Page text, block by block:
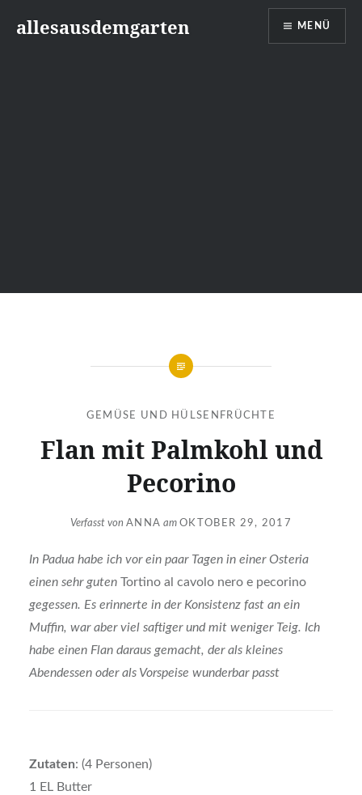
Inhaltallesausdemgarten MENÜ
GEMÜSE UND HÜLSENFRÜCHTE
Flan mit Palmkohl und
Pecorino
Verfasst von ANNA am OKTOBER 29, 2017
In Padua habe ich vor ein paar Tagen in einer Osteria
einen sehr guten Tortino al cavolo nero e pecorino
gegessen. Es erinnerte in der Konsistenz fast an ein
Muffin, war aber viel saftiger und mit weniger Teig. Ich
habe einen Flan daraus gemacht, der als kleines
Abendessen oder als Vorspeise wunderbar passt
Zutaten: (4 Personen)
1 EL Butter